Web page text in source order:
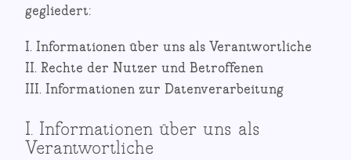
gegliedert:
I. Informationen über uns als Verantwortliche
II. Rechte der Nutzer und Betroffenen
III. Informationen zur Datenverarbeitung
I. Informationen über uns als
Verantwortliche